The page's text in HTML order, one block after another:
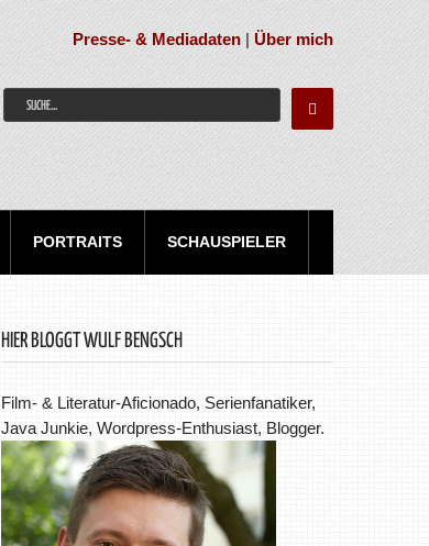
Presse- & Mediadaten |Über mich
PORTRAITS SCHAUSPIELER
HIER BLOGGT WULF BENGSCH
Film- & Literatur-Aficionado, Serienfanatiker,
Java Junkie, Wordpress-Enthusiast, Blogger.